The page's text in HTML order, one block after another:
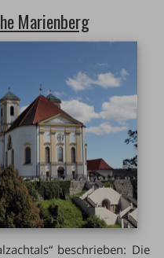
Marienberg
beschrieben: Die